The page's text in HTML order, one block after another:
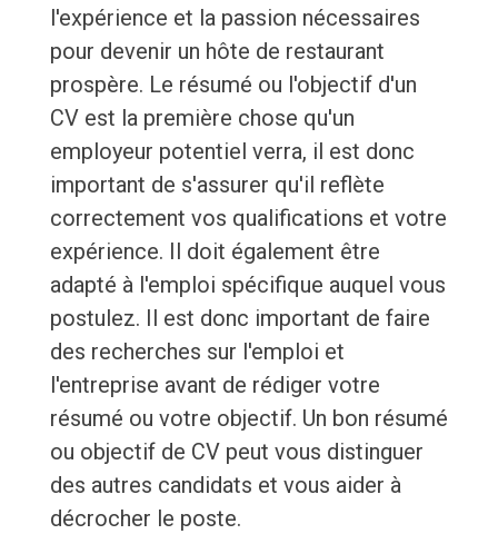
l'expérience et la passion nécessaires
pour devenir un hôte de restaurant
prospère. Le résumé ou l'objectif d'un
CV est la première chose qu'un
employeur potentiel verra, il est donc
important de s'assurer qu'il reflète
correctement vos qualifications et votre
expérience. Il doit également être
adapté à l'emploi spécifique auquel vous
postulez. Il est donc important de faire
des recherches sur l'emploi et
l'entreprise avant de rédiger votre
résumé ou votre objectif. Un bon résumé
ou objectif de CV peut vous distinguer
des autres candidats et vous aider à
décrocher le poste.